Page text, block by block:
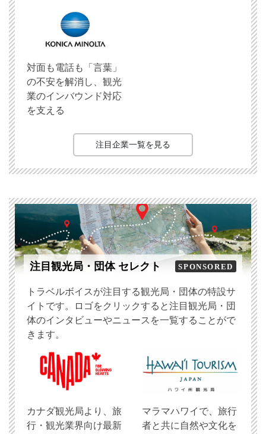
対面も電話も「言葉」
の不安を解消し、観光
業のインバウンド対応
を支える
注目企業一覧を見る
注目観光局・団体 セレクト SPONSORED
トラベルボイスが注目する観光局・団体の特設サ
イトです。ロゴをクリックすると注目観光局・団
体のインタビューやニュースを一覧することがで
きます。
​カナダ観光局より、旅
行・観光業界向け最新
マラマハワイで、旅行
者と共に自然や文化を